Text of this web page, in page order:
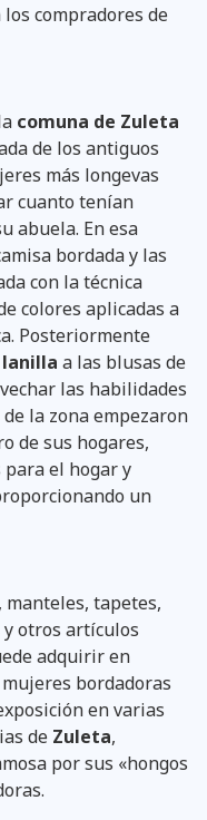
compradores de
comuna de Zuleta
de los antiguos
más longevas
cuanto tenían
abuela. En esa
bordada y las
con la técnica
colores aplicadas a
Posteriormente
lanilla a las blusas de
las habilidades
la zona empezaron
de sus hogares,
el hogar y
un
manteles, tapetes,
otros artículos
adquirir en
bordadoras
en varias
de Zuleta,
por sus «hongos